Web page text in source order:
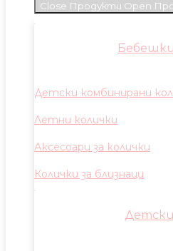
Close Продукти Open
Детски комбинирани
Летни колички
Аксесоари за колички
Колички за близнаци